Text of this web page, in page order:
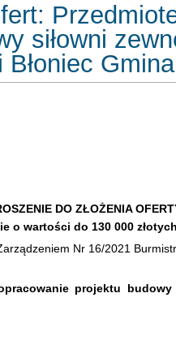
siłowni
DO ZŁOŻENIA
o wartości do 130 000
Nr 16/2021
projektu